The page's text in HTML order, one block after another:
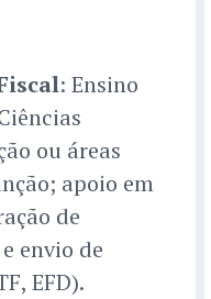
: Ensino
ou áreas
apoio em
de
envio de
EFD).